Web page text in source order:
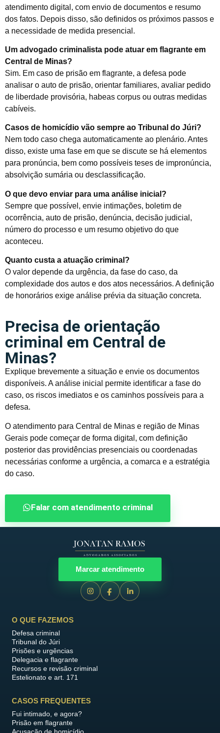
atendimento digital, com envio de documentos e resumo
dos fatos. Depois disso, são definidos os próximos passos e
a necessidade de medida presencial.
Um advogado criminalista pode atuar em flagrante em
Central de Minas?
Sim. Em caso de prisão em flagrante, a defesa pode
analisar o auto de prisão, orientar familiares, avaliar pedido
de liberdade provisória, habeas corpus ou outras medidas
cabíveis.
Casos de homicídio vão sempre ao Tribunal do Júri?
Nem todo caso chega automaticamente ao plenário. Antes
disso, existe uma fase em que se discute se há elementos
para pronúncia, bem como possíveis teses de impronúncia,
absolvição sumária ou desclassificação.
O que devo enviar para uma análise inicial?
Sempre que possível, envie intimações, boletim de
ocorrência, auto de prisão, denúncia, decisão judicial,
número do processo e um resumo objetivo do que
aconteceu.
Quanto custa a atuação criminal?
O valor depende da urgência, da fase do caso, da
complexidade dos autos e dos atos necessários. A definição
de honorários exige análise prévia da situação concreta.
Precisa de orientação
criminal em Central de
Minas?
Explique brevemente a situação e envie os documentos
disponíveis. A análise inicial permite identificar a fase do
caso, os riscos imediatos e os caminhos possíveis para a
defesa.
O atendimento para Central de Minas e região de Minas
Gerais pode começar de forma digital, com definição
posterior das providências presenciais ou coordenadas
necessárias conforme a urgência, a comarca e a estratégia
do caso.
Falar com atendimento criminal
Marcar atendimento
O QUE FAZEMOS
Defesa criminal
Tribunal do Júri
Prisões e urgências
Delegacia e flagrante
Recursos e revisão criminal
Estelionato e art. 171
CASOS FREQUENTES
Fui intimado, e agora?
Prisão em flagrante
Acusação de homicídio